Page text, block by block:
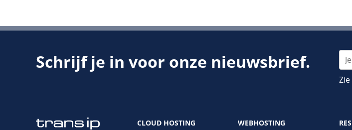
Schrijf je in voor onze nieuwsbrief.
CLOUD HOSTING WEBHOSTING